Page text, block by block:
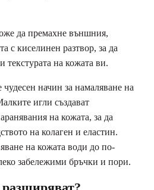
да премахне външния,
с киселинен разтвор, за да
на кожата ви.
чудесен начин за намаляване на
игли създават
на кожата, за да
на колаген и еластин.
на кожата води до по-
забележими бръчки и пори.